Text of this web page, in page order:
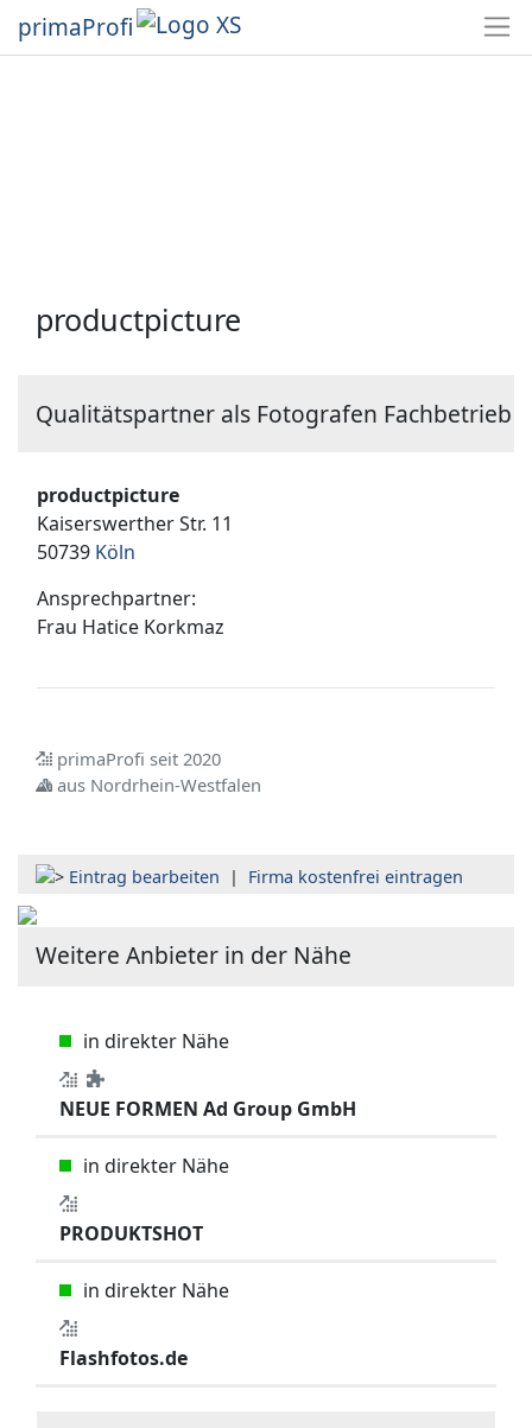
primaProfi
productpicture
Qualitätspartner als Fotografen Fachbetrieb
productpicture
Kaiserswerther Str. 11
50739 Köln
Ansprechpartner:
Frau Hatice Korkmaz
primaProfi seit 2020
aus Nordrhein-Westfalen
Eintrag bearbeiten | Firma kostenfrei eintragen
Weitere Anbieter in der Nähe
in direkter Nähe
NEUE FORMEN Ad Group GmbH
in direkter Nähe
PRODUKTSHOT
in direkter Nähe
Flashfotos.de